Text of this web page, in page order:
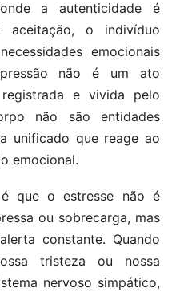
a autenticidade é
aceitação, o indivíduo
emocionais
não é um ato
e vivida pelo
não são entidades
unificado que reage ao
emocional.
que o estresse não é
ou sobrecarga, mas
constante. Quando
tristeza ou nossa
nervoso simpático,